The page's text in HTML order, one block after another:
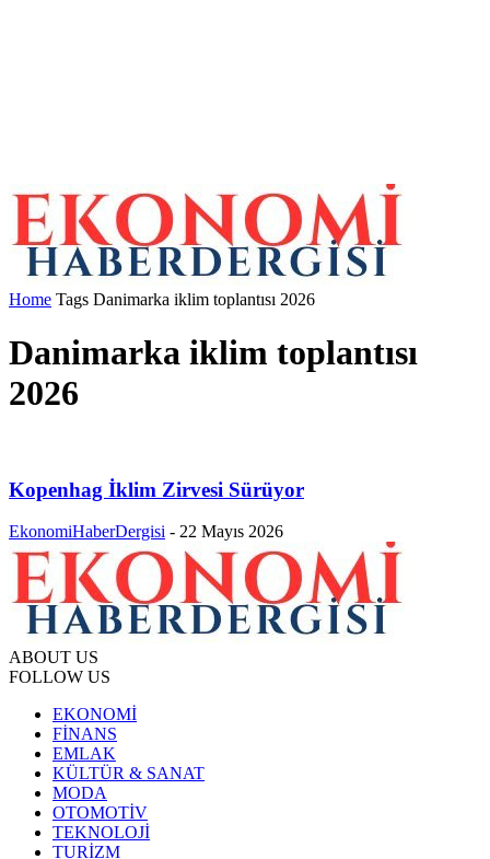
Home Tags Danimarka iklim toplantısı 2026
Danimarka iklim toplantısı
2026
Kopenhag İklim Zirvesi Sürüyor
EkonomiHaberDergisi - 22 Mayıs 2026
ABOUT US
FOLLOW US
EKONOMİ
FİNANS
EMLAK
KÜLTÜR & SANAT
MODA
OTOMOTİV
TEKNOLOJİ
TURİZM